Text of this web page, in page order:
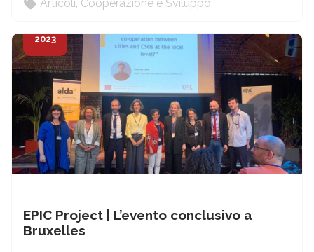
Articoli Cooperazione e Sviluppo
26
2023
EPIC Project | L’evento conclusivo a
Bruxelles